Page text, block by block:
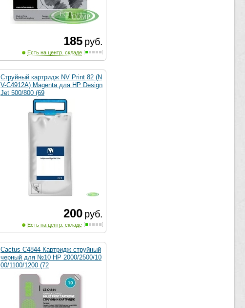
185 руб.
Есть на центр. складе
Струйный картридж NV Print 82 (N
V-C4912A) Magenta для HP Design
Jet 500/800 (69
200 руб.
Есть на центр. складе
Cactus C4844 Картридж струйный
черный для №10 HP 2000/2500/10
00/1100/1200 (72